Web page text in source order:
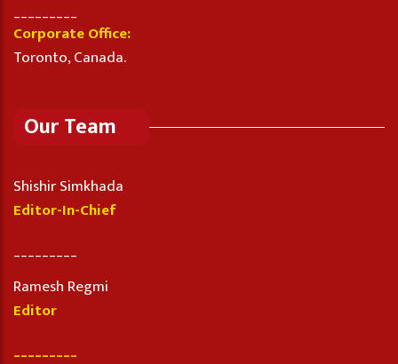
Corporate Office:
Toronto, Canada.
Our Team
Shishir Simkhada
Editor-In-Chief
Ramesh Regmi
Editor
_________